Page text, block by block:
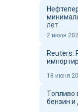
лет
2 июля
Reuters:
18 июня
Топливо
бензин